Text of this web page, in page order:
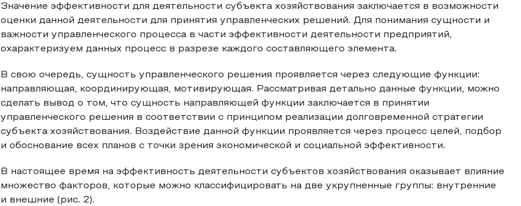
Значение эффективности для деятельности субъекта хозяйствования заключается в возможности
оценки данной деятельности для принятия управленческих решений. Для понимания сущности и
важности управленческого процесса в части эффективности деятельности предприятий,
охарактеризуем данных процесс в разрезе каждого составляющего элемента.
В свою очередь, сущность управленческого решения проявляется через следующие функции:
направляющая, координирующая, мотивирующая. Рассматривая детально данные функции, можно
сделать вывод о том, что сущность направляющей функции заключается в принятии
управленческого решения в соответствии с принципом реализации долговременной стратегии
субъекта хозяйствования. Воздействие данной функции проявляется через процесс целей, подбор
и обоснование всех планов с точки зрения экономической и социальной эффективности.
В настоящее время на эффективность деятельности субъектов хозяйствования оказывает влияние
множество факторов, которые можно классифицировать на две укрупненные группы: внутренние
и внешние (рис. 2).